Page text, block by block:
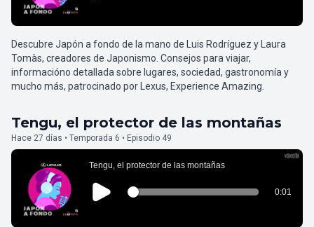
Descubre Japón a fondo de la mano de Luis Rodríguez y Laura
Tomàs, creadores de Japonismo. Consejos para viajar,
informacióno detallada sobre lugares, sociedad, gastronomía y
mucho más, patrocinado por Lexus, Experience Amazing.
Tengu, el protector de las montañas
Hace 27 días • Temporada 6 • Episodio 49